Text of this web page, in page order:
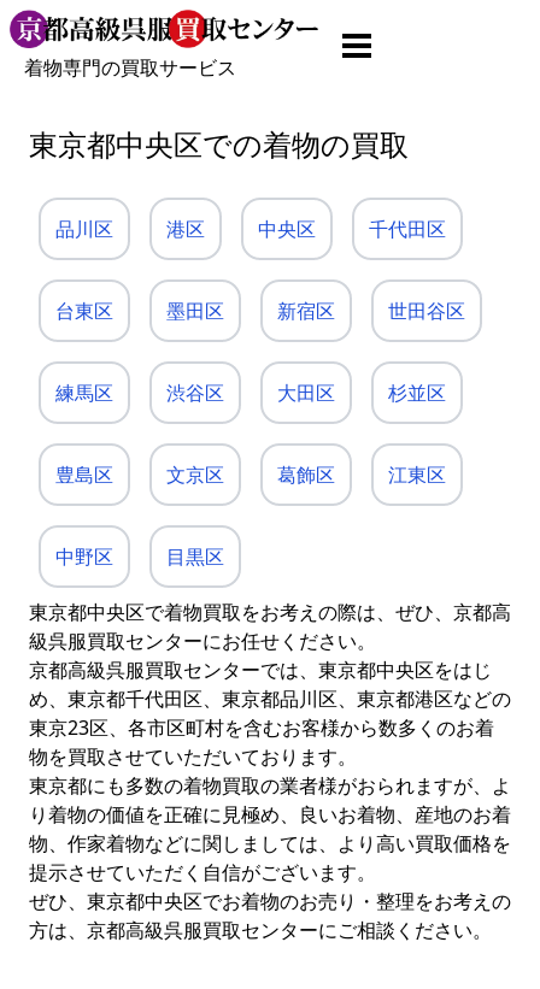
着物専門の買取サービス
東京都中央区での着物の買取
品川区 港区 中央区 千代田区
台東区 墨田区 新宿区 世田谷区
練馬区 渋谷区 大田区 杉並区
豊島区 文京区 葛飾区 江東区
中野区 目黒区
東京都中央区で着物買取をお考えの際は、ぜひ、京都高
級呉服買取センターにお任せください。
京都高級呉服買取センターでは、東京都中央区をはじ
め、東京都千代田区、東京都品川区、東京都港区などの
東京23区、各市区町村を含むお客様から数多くのお着
物を買取させていただいております。
東京都にも多数の着物買取の業者様がおられますが、よ
り着物の価値を正確に見極め、良いお着物、産地のお着
物、作家着物などに関しましては、より高い買取価格を
提示させていただく自信がございます。
ぜひ、東京都中央区でお着物のお売り・整理をお考えの
方は、京都高級呉服買取センターにご相談ください。